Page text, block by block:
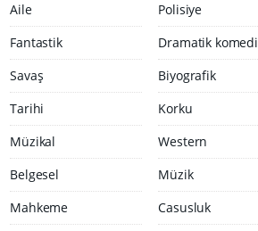
Aile
Polisiye
Fantastik
Dramatik komedi
Savaş
Biyografik
Tarihi
Korku
Müzikal
Western
Belgesel
Müzik
Mahkeme
Casusluk